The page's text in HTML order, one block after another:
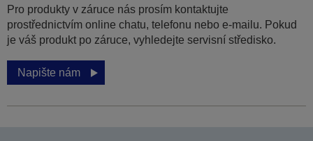
Pro produkty v záruce nás prosím kontaktujte
prostřednictvím online chatu, telefonu nebo e-mailu. Pokud
je váš produkt po záruce, vyhledejte servisní středisko.
Napište nám